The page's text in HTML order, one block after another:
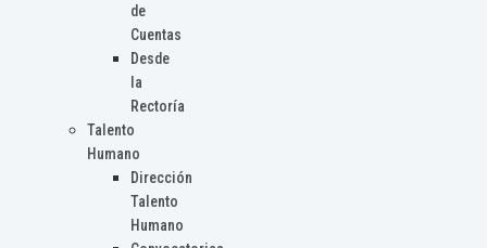
de
Cuentas
Desde
la
Rectoría
Talento
Humano
Dirección
Talento
Humano